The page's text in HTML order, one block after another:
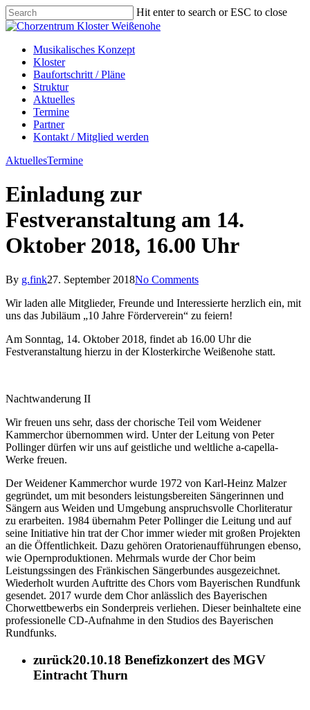
Skip
to
content
Hit enter to search or ESC to close
Close
Menu
Menu
Musikalisches Konzept
Kloster
Baufortschritt / Pläne
Struktur
Aktuelles
Termine
Partner
Kontakt / Mitglied werden
AktuellesTermine
Einladung zur
Festveranstaltung am 14.
Oktober 2018, 16.00 Uhr
By g.fink27. September 2018No Comments
Wir laden alle Mitglieder, Freunde und Interessierte herzlich ein, mit
uns das Jubiläum „10 Jahre Förderverein“ zu feiern!
Am Sonntag, 14. Oktober 2018, findet ab 16.00 Uhr die
Festveranstaltung hierzu in der Klosterkirche Weißenohe statt.
Nachtwanderung II
Wir freuen uns sehr, dass der chorische Teil vom Weidener
Kammerchor übernommen wird. Unter der Leitung von Peter
Pollinger dürfen wir uns auf geistliche und weltliche a-capella-
Werke freuen.
Der Weidener Kammerchor wurde 1972 von Karl-Heinz Malzer
gegründet, um mit besonders leistungsbereiten Sängerinnen und
Sängern aus Weiden und Umgebung anspruchsvolle Chorliteratur
zu erarbeiten. 1984 übernahm Peter Pollinger die Leitung und auf
seine Initiative hin trat der Chor immer wieder mit großen Projekten
an die Öffentlichkeit. Dazu gehören Oratorienaufführungen ebenso,
wie Opernproduktionen. Mehrmals wurde der Chor beim
Leistungssingen des Fränkischen Sängerbundes ausgezeichnet.
Wiederholt wurden Auftritte des Chors vom Bayerischen Rundfunk
gesendet. 2017 wurde dem Chor anlässlich des Bayerischen
Chorwettbewerbs ein Sonderpreis verliehen. Dieser beinhaltete eine
professionelle CD-Aufnahme in den Studios des Bayerischen
Rundfunks.
zurück20.10.18 Benefizkonzert des MGV
Eintracht Thurn